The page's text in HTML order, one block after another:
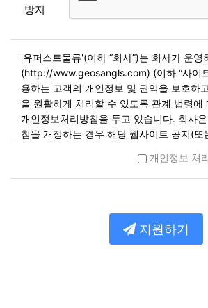
방지
'유퍼스트물류'(이하 “회사”)는 회사가 운영
(http://www.geosangls.com) (이하 “사이
용하는 고객의 개인정보 및 권익을 보호하
을 원활하게 처리할 수 있도록 관계 법령에
개인정보처리방침을 두고 있습니다. 회사
침을 개정하는 경우 해당 웹사이트 공지(또
제1조. 개인정보의 수집
한 개인정보는 다음의 목적 이외의 용도로
이용 목적이 변경될 시에는 사전동의를 구
민원인의 신원 확인, 민원사항 확인, 사
개인정보 처
지원하기